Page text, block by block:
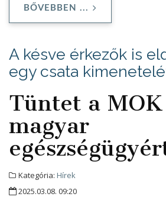
BŐVEBBEN ...
A késve érkezők is
egy csata
Tüntet a
magyar
Kategória: Hírek
2025.03.08. 09:20